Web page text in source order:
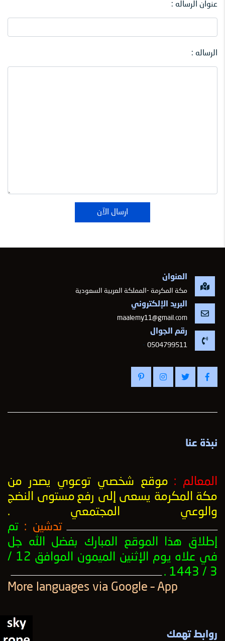
عنوان الرساله :
الرساله :
ارسال الآن
العنوان
مكة المكرمة -المملكة العربية السعودية
البريد الإلكتروني
maalemy11@gmail.com
رقم الجوال
0504799511
-
نبذة عنا
المعالم : موقع شخصي توعوي يصدر من
مكة المكرمة يسعى إلى رفع مستوى النضج
والوعي المجتمعي .
ــــــــــــــــــــــــــــــــــــــــــــــــــــــــــــــــــــــــــــــــــــــــــــــــــــ تدشين : تم
إطلاق هذا الموقع المبارك بفضل الله جل
في علاه يوم الإثنين الميمون الموافق 12 /
3 / 1443 .
ــــــــــــــــــــــــــــــــــــــــــــــــــــــــــــــــــــــــــــــــــــــــــــــــــــ
روابط تهمك